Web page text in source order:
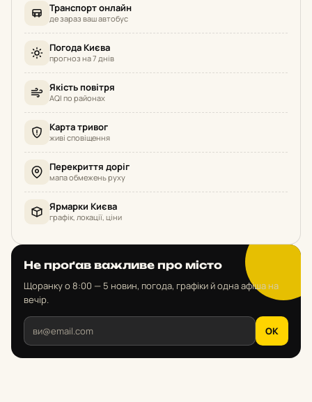
Транспорт онлайн
де зараз ваш автобус
Погода Києва
прогноз на 7 днів
Якість повітря
AQI по районах
Карта тривог
живі сповіщення
Перекриття доріг
мапа обмежень руху
Ярмарки Києва
графік, локації, ціни
Не проґав важливе про місто
Щоранку о 8:00 — 5 новин, погода, графіки й одна афіша на
вечір.
OK